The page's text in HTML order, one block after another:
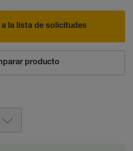
a la lista de solicitudes
producto